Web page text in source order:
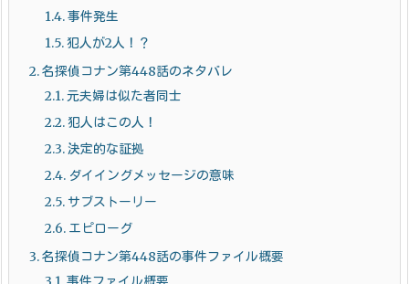
1.4.事件発生
1.5.犯人が2人！？
2.名探偵コナン第448話のネタバレ
2.1.元夫婦は似た者同士
2.2.犯人はこの人！
2.3.決定的な証拠
2.4. ダイイングメッセージの意味
2.5. サブストーリー
2.6. エピローグ
3.名探偵コナン第448話の事件ファイル概要